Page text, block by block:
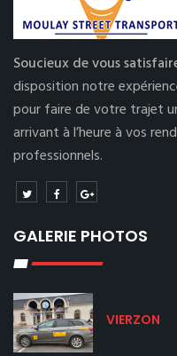
Soucieux de vous
disposition notre
pour faire de votre trajet
arrivant à l’heure à vos
professionnels.
GALERIE PHOTOS
VIERZON